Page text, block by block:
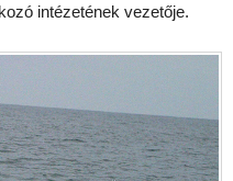
intézetének vezetője.